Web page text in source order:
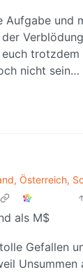
und
nicht sein…
Österreich,
als M$
Gefallen
Unsummen